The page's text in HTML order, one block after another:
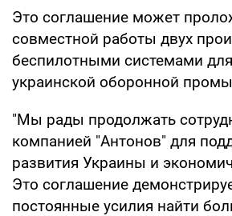
Это соглашение может
совместной работы двух
беспилотными системами
украинской оборонной
"Мы рады продолжать
компанией "Антонов" для
развития Украины и
Это соглашение
постоянные усилия найти